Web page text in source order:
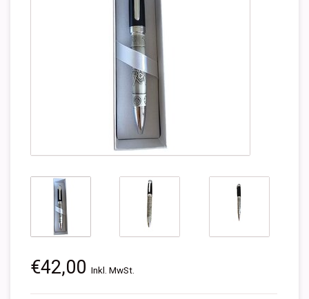
€42,00 Inkl. MwSt.